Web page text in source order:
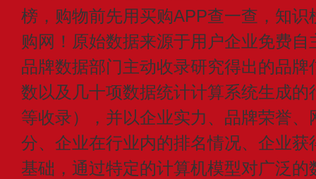
榜，购物前先用买购APP查一查，知
购网！原始数据来源于用户企业免费
品牌数据部门主动收录研究得出的品
数以及几十项数据统计计算系统生成
等收录），并以企业实力、品牌荣誉
分、企业在行业内的排名情况、企业
基础，通过特定的计算机模型对广泛